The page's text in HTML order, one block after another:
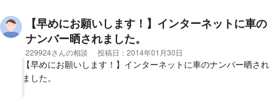
よろしくお願いします。
【早めにお願いします！】インターネットに車の
ナンバー晒されました。
相談者
229924さんの相談 投稿日： 2014年01月30日
【早めにお願いします！】インターネットに車のナンバー晒され
ました。